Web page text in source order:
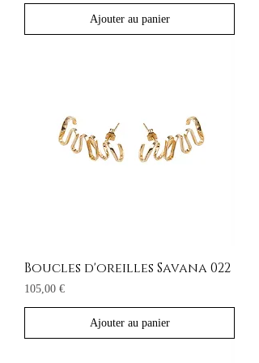
Ajouter au panier
Boucles d'oreilles Savana 022
Prix
105,00 €
Ajouter au panier